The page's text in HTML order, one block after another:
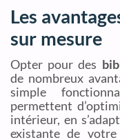
Les
sur mesure
Opter pour des
de nombreux
simple
permettent
intérieur, en
existante de